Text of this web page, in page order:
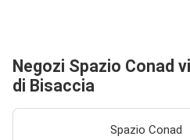
Negozi Spazio Conad
di Bisaccia
Spazio Conad